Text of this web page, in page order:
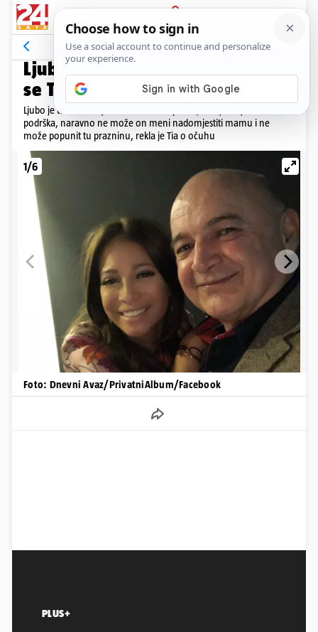
PRIJAVA
Galerija Komentari
BIVŠI MINISTAR JU JE ODGOJIO
Ljubo Jurčić: Nemam pojma da
se Tija i Mario Mamić razvode!
Ljubo je tu odradio jedan dosta veliki posao, a to je da je bio tu
podrška, naravno ne može on meni nadomjestiti mamu i ne
može popunit tu prazninu, rekla je Tia o očuhu
1/6
Foto: Dnevni Avaz/PrivatniAlbum/Facebook
PLUS+